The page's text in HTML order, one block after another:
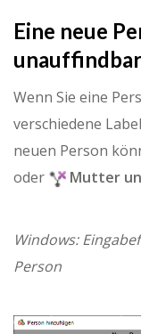
Eine neue
Wenn Sie eine
verschiedene
neuen Person
oder
Mutter
Windows:
Person